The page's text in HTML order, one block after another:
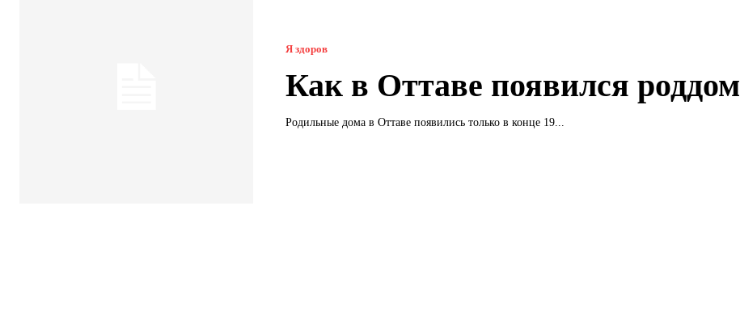
Я здоров
Как в Оттаве появился роддом
Родильные дома в Оттаве появились только в конце 19...